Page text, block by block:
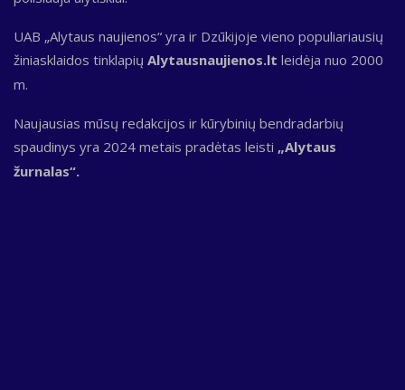
UAB „Alytaus naujienos“ yra ir Dzūkijoje vieno populiariausių
žiniasklaidos tinklapių Alytausnaujienos.lt leidėja nuo 2000
m.
Naujausias mūsų redakcijos ir kūrybinių bendradarbių
spaudinys yra 2024 metais pradėtas leisti „Alytaus
žurnalas“.